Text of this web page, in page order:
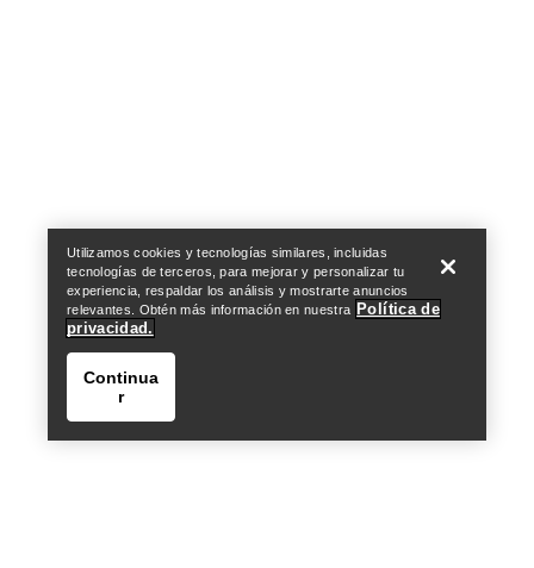
Utilizamos cookies y tecnologías similares, incluidas
tecnologías de terceros, para mejorar y personalizar tu
experiencia, respaldar los análisis y mostrarte anuncios
relevantes. Obtén más información en nuestra Política de
privacidad.
Continua
r